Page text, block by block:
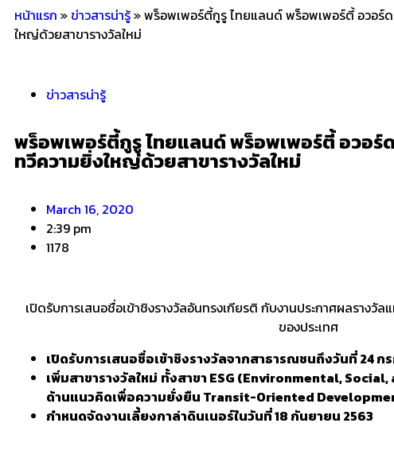
หน้าแรก »ข่าวสารน่ารู้»พร็อพเพอร์ตี้กูรู ไทยแลนด์ พร็อพเพอร์ตี้ อวอร์ด
ใหญ่ด้วยสาขารางวัลใหม่
ข่าวสารน่ารู้
พร็อพเพอร์ตี้กูรู ไทยแลนด์ พร็อพเพอร์ตี้ อวอร์
ทวีความยิ่งใหญ่ด้วยสาขารางวัลใหม่
March 16, 2020
2:39 pm
1178
เปิดรับการเสนอชื่อเข้าชิงรางวัลอันทรงเกียรติ กับงานประกาศผลรางวั
ของประเทศ
เปิดรับการเสนอชื่อเข้าชิงรางวัลจากสาธารณชนถึงวันที่ 24 ก
เพิ่มสาขารางวัลใหม่ ทั้งสาขา ESG (Environmental, Social,
ด้านแนวคิดเพื่อความยั่งยืน Transit-Oriented
กำหนดจัดงานเลี้ยงกาล่าดินเนอร์ในวันที่ 18 กันยายน 2563